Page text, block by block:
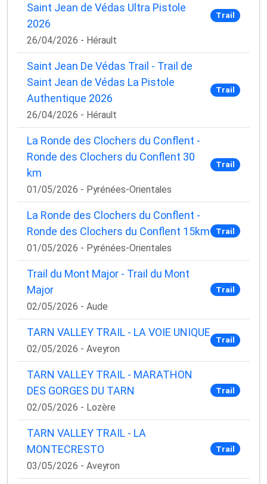
Saint Jean de Védas Ultra Pistole
2026
26/04/2026 - Hérault
Trail
Saint Jean De Védas Trail - Trail de
Saint Jean de Védas La Pistole
Authentique 2026
26/04/2026 - Hérault
Trail
La Ronde des Clochers du Conflent -
Ronde des Clochers du Conflent 30
km
01/05/2026 - Pyrénées-Orientales
Trail
La Ronde des Clochers du Conflent -
Ronde des Clochers du Conflent 15km
01/05/2026 - Pyrénées-Orientales
Trail
Trail du Mont Major - Trail du Mont
Major
02/05/2026 - Aude
Trail
TARN VALLEY TRAIL - LA VOIE UNIQUE
02/05/2026 - Aveyron
Trail
TARN VALLEY TRAIL - MARATHON
DES GORGES DU TARN
02/05/2026 - Lozère
Trail
TARN VALLEY TRAIL - LA
MONTECRESTO
03/05/2026 - Aveyron
Trail